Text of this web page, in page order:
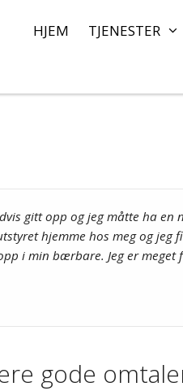
HJEM TJENESTER
gitt opp og jeg måtte ha en
hjemme hos meg og
i min bærbare. Jeg er
gode